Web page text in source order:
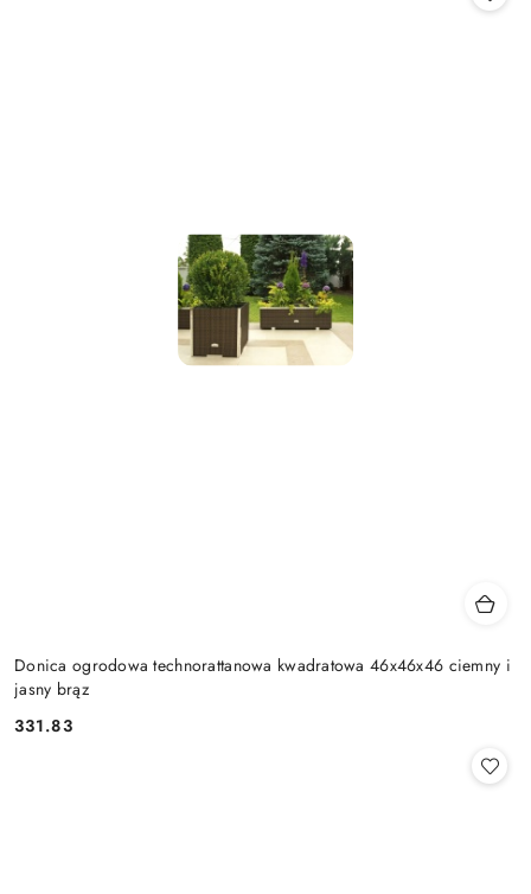
Donica ogrodowa technorattanowa kwadratowa 46x46x46 ciemny i
jasny brąz
Cena:
331.83